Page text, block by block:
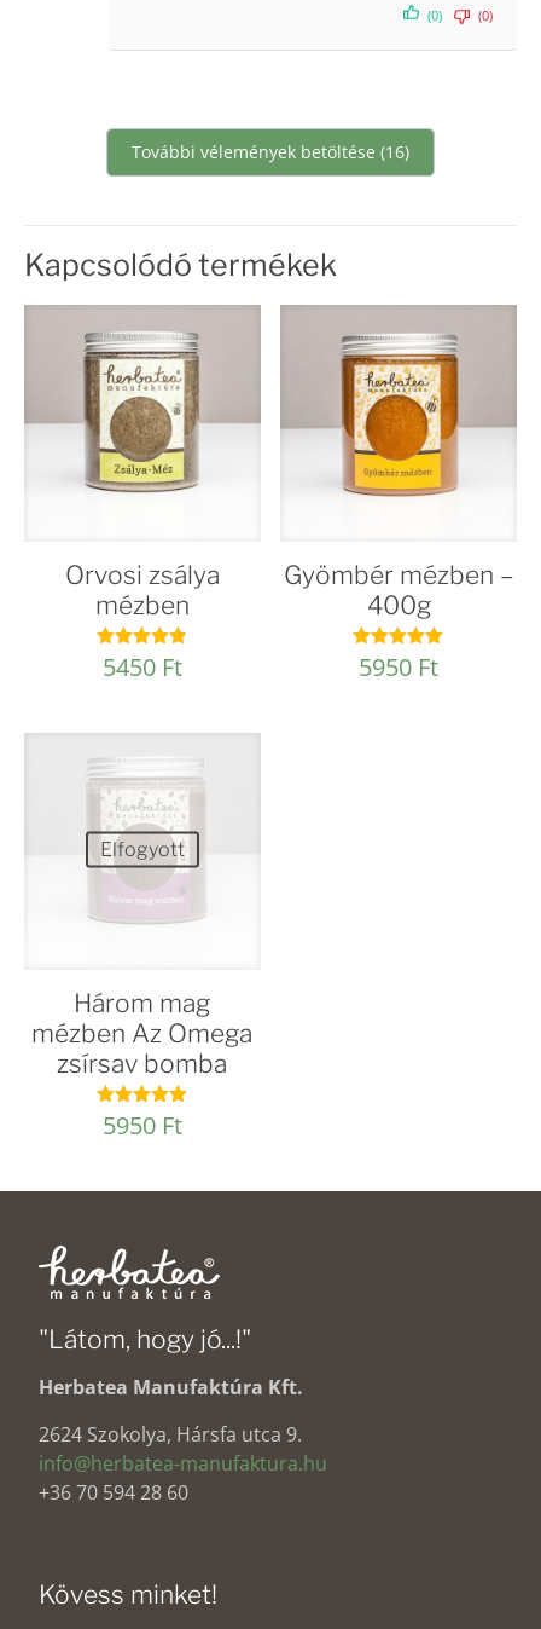
(0) (0)
További vélemények betöltése (16)
Kapcsolódó termékek
Orvosi zsálya
mézben
Értékelés:
4.82
5450 Ft
Gyömbér mézben –
400g
Értékelés:
4.93
5950 Ft
Elfogyott
Három mag
mézben Az Omega
zsírsav bomba
Értékelés:
4.98
5950 Ft
"Látom, hogy jó...!"
Herbatea Manufaktúra Kft.
2624 Szokolya, Hársfa utca 9.
info@herbatea-manufaktura.hu
+36 70 594 28 60
Kövess minket!